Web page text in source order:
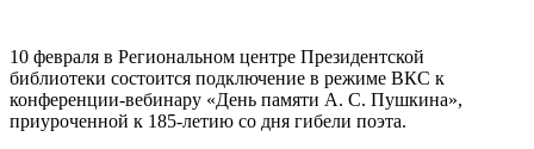
10 февраля в Региональном центре Президентской
библиотеки состоится подключение в режиме ВКС к
конференции-вебинару «День памяти А. С. Пушкина»,
приуроченной к 185-летию со дня гибели поэта.